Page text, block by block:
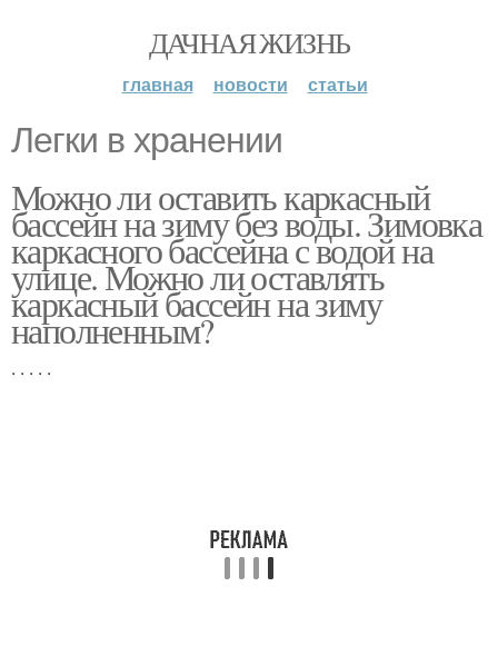
ДАЧНАЯ ЖИЗНЬ
главная новости статьи
Легки в хранении
Можно ли оставить каркасный
бассейн на зиму без воды. Зимовка
каркасного бассейна с водой на
улице. Можно ли оставлять
каркасный бассейн на зиму
наполненным?
. . . . .